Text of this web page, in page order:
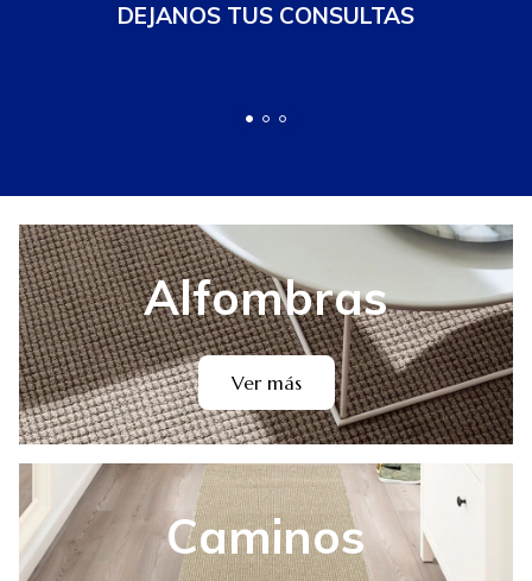
DEJANOS TUS CONSULTAS
Alfombras
Ver más
Caminos